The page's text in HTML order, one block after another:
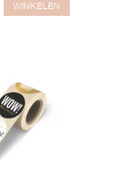
WINKELEN